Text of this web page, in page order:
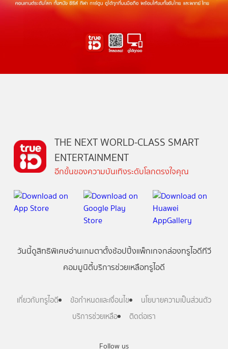
THE NEXT WORLD-CLASS SMART
ENTERTAINMENT
อีกขั้นของความบันเทิงระดับโลกตรงใจคุณ
วันนี้ดูสิทธิพิเศษอ่านเกมตาตั้งช้อปปิ้งแพ็กเกจกล่องทรูไอดีทีวี
คอมมูนิตี้บริการช่วยเหลือทรูไอดี
เกี่ยวกับทรูไอดี ข้อกำหนดและเงื่อนไข
นโยบายความเป็นส่วนตัว
บริการช่วยเหลือ
ติดต่อเรา